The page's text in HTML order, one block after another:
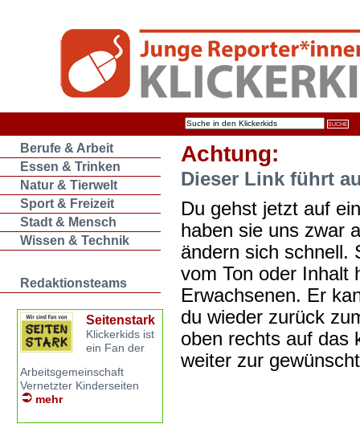
Berufe & Arbeit
Essen & Trinken
Natur & Tierwelt
Sport & Freizeit
Stadt & Mensch
Wissen & Technik
Redaktionsteams
Seitenstark
Klickerkids ist
ein Fan der
Arbeitsgemeinschaft
Vernetzter Kinderseiten
mehr
Achtung:
Dieser Link führt
Du gehst jetzt auf
haben sie uns zwar
ändern sich schnell.
vom Ton oder Inhalt
Erwachsenen. Er
du wieder zurück
oben rechts auf das
weiter zur